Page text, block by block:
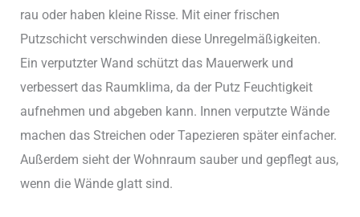
rau oder haben kleine Risse. Mit einer frischen
Putzschicht verschwinden diese Unregelmäßigkeiten.
Ein verputzter Wand schützt das Mauerwerk und
verbessert das Raumklima, da der Putz Feuchtigkeit
aufnehmen und abgeben kann. Innen verputzte Wände
machen das Streichen oder Tapezieren später einfacher.
Außerdem sieht der Wohnraum sauber und gepflegt aus,
wenn die Wände glatt sind.